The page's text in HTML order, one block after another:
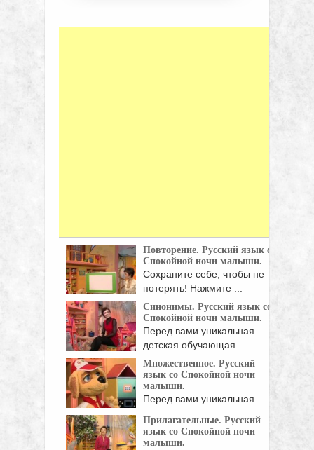
Повторение. Русский язык со
Спокойной ночи малыши.
Сохраните себе, чтобы не
потерять! Нажмите ...
Синонимы. Русский язык со
Спокойной ночи малыши.
Перед вами уникальная
детская обучающая
программа, созданная ...
Множественное. Русский
язык со Спокойной ночи
малыши.
Перед вами уникальная
программа, созданная ...
Прилагательные. Русский
язык со Спокойной ночи
малыши.